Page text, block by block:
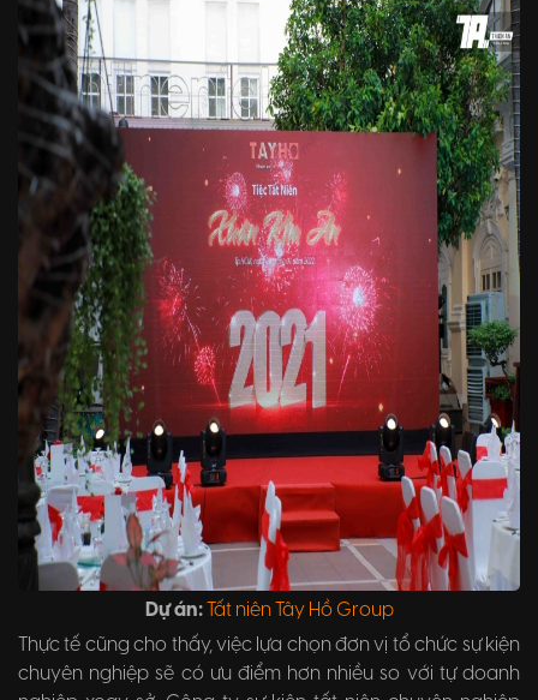
Dự án: Tất niên Tây Hồ Group
Thực tế cũng cho thấy, việc lựa chọn đơn vị tổ chức sự kiện
chuyên nghiệp sẽ có ưu điểm hơn nhiều so với tự doanh